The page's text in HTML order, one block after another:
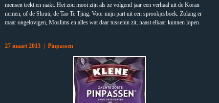
mensen trekt en raakt. Het zou mooi zijn als ze volgend jaar een verhaal uit de Koran
nemen, of de Shruti, de Tao Te Tjing. Voor mijn part uit een sprookjesboek. Zolang er
maar ongelovigen, Moslims en alles wat daar tussenin zit, naast elkaar kunnen lopen
27 maart 2013 | Pinpassen